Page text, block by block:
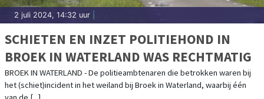
2 juli 2024, 14:32 uur
SCHIETEN EN INZET POLITIEHOND IN
BROEK IN WATERLAND WAS RECHTMATIG
BROEK IN WATERLAND - De politieambtenaren die betrokken waren bij
het (schiet)incident in het weiland bij Broek in Waterland, waarbij één